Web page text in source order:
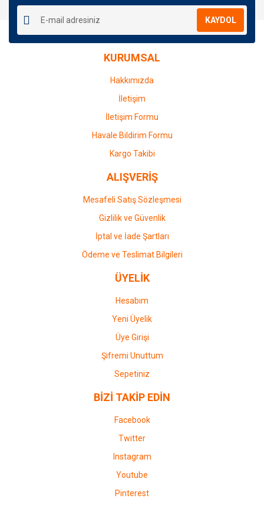
KAYDOL
KURUMSAL
Hakkımızda
İletişim
İletişim Formu
Havale Bildirim Formu
Kargo Takibi
ALIŞVERİŞ
Mesafeli Satış Sözleşmesi
Gizlilik ve Güvenlik
İptal ve İade Şartları
Ödeme ve Teslimat Bilgileri
ÜYELİK
Hesabım
Yeni Üyelik
Üye Girişi
Şifremi Unuttum
Sepetiniz
BİZİ TAKİP EDİN
Facebook
Twitter
Instagram
Youtube
Pinterest